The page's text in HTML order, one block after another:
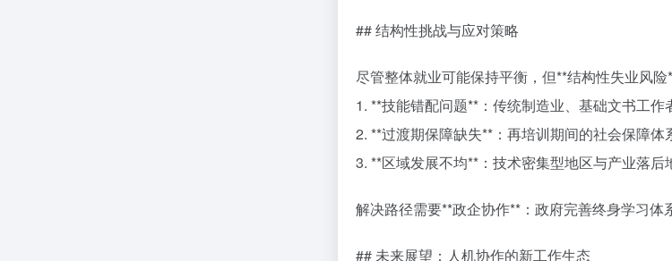
## 结构性挑战与应对策略
尽管整体就业可能保持平衡，但**结构性失业风险
1. **技能错配问题**：传统制造业、基础文书工作
2. **过渡期保障缺失**：再培训期间的社会保障体
3. **区域发展不均**：技术密集型地区与产业落后
解决路径需要**政企协作**：政府完善终身学习体
## 未来展望：人机协作的新工作生态